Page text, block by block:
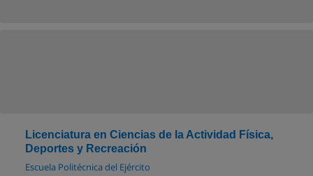
Licenciatura en Ciencias de la Actividad Física,
Deportes y Recreación
Escuela Politécnica del Ejército